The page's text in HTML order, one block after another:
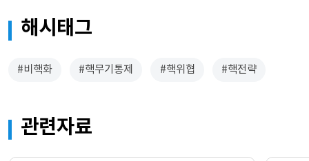
해시태그
#비핵화 #핵무기통제 #핵위협 #핵전략
관련자료